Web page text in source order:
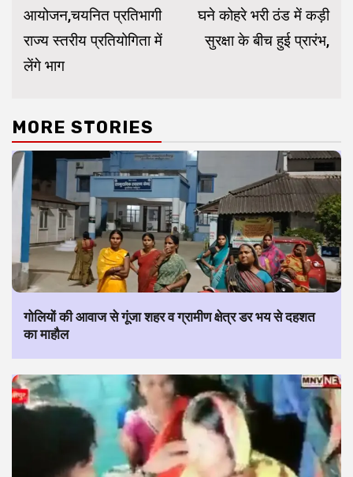
आयोजन,चयनित प्रतिभागी
राज्य स्तरीय प्रतियोगिता में
लेंगे भाग
घने कोहरे भरी ठंड में कड़ी
सुरक्षा के बीच हुई प्रारंभ,
MORE STORIES
गोलियों की आवाज से गूंजा शहर व ग्रामीण क्षेत्र डर भय से दहशत
का माहौल